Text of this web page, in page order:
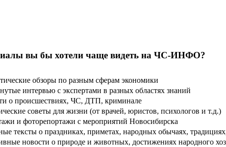
вы бы хотели чаще видеть на ЧС-ИНФО?
обзоры по разным сферам экономики
интервью с экспертами в разных областях знаний
о происшествиях, ЧС, ДТП, криминале
советы для жизни (от врачей, юристов, психологов и т.д.)
и фоторепортажи с мероприятий Новосибирска
тексты о праздниках, приметах, народных обычаях,
новости о природе и животных, достижениях народного